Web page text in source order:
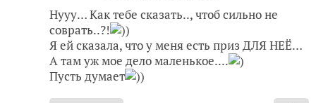
Нууу… Как тебе сказать.., чтоб сильно не
соврать..?!
))
Я ей сказала, что у меня есть приз ДЛЯ НЕЁ…
А там уж мое дело маленькое....
)
Пусть думает
))